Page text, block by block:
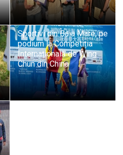
Sportivi din Baia Mare, pe
podium la Competiția
Internațională de Wing
Chun din China